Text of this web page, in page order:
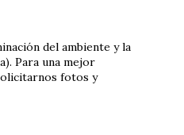
del ambiente y la
Para una mejor
fotos y